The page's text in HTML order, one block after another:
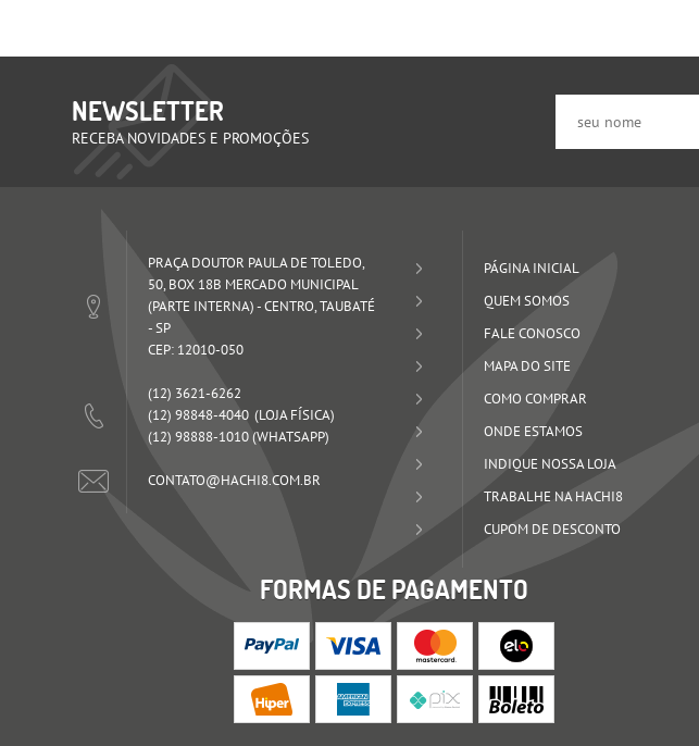
NEWSLETTER
RECEBA NOVIDADES E PROMOÇÕES
PRAÇA DOUTOR PAULA DE TOLEDO,
50, BOX 18B MERCADO MUNICIPAL
(PARTE INTERNA)-CENTRO, TAUBATÉ
-SP
CEP: 12010-050
(12) 3621-6262
(12) 98848-4040
(12) 98888-1010(WHATSAPP)
CONTATO@HACHI8.COM.BR
PÁGINA INICIAL
QUEM SOMOS
FALE CONOSCO
MAPA DO SITE
COMO COMPRAR
ONDE ESTAMOS
INDIQUE NOSSA LOJA
TRABALHE NA HACHI8
CUPOM DE DESCONTO
FORMAS DE PAGAMENTO